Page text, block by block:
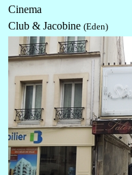
Cinema
Club & Jacobine (Eden)